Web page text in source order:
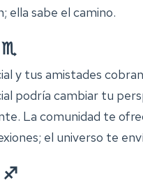
ella sabe el camino.
y tus amistades
podría cambiar tu
La comunidad te
el universo te